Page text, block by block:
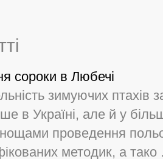
сороки в Любечі
зимуючих
в Україні, але й у
проведення
методик, а тако